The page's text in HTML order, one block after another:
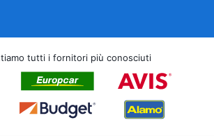
tutti i fornitori più conosciuti